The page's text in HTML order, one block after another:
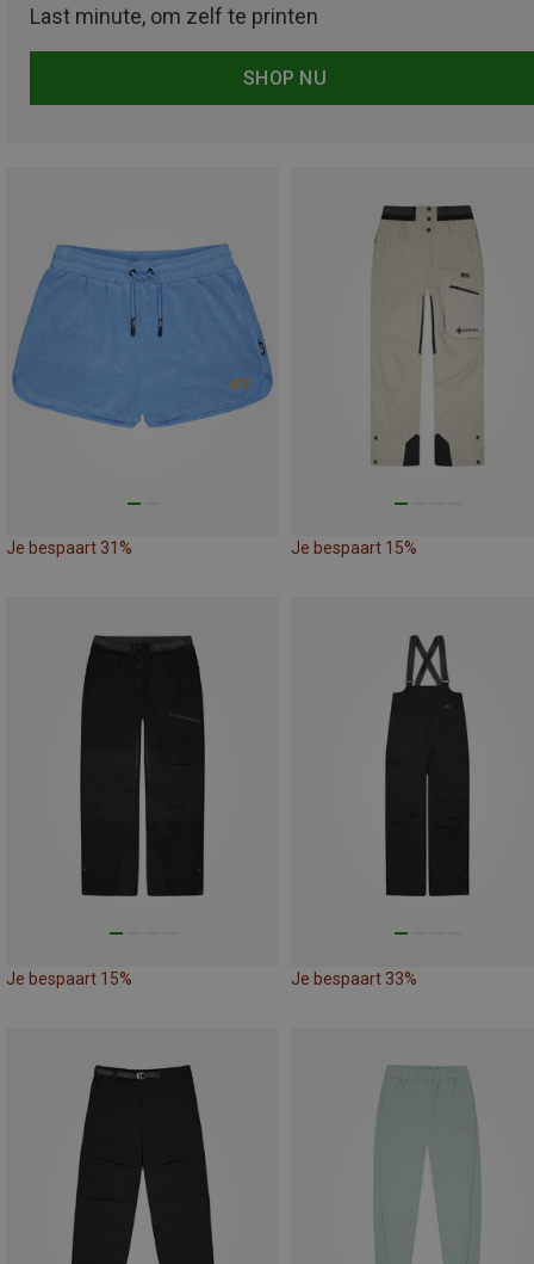
Last minute, om zelf te printen
SHOP NU
Je bespaart 31% Je bespaart 15%
Je bespaart 15% Je bespaart 33%